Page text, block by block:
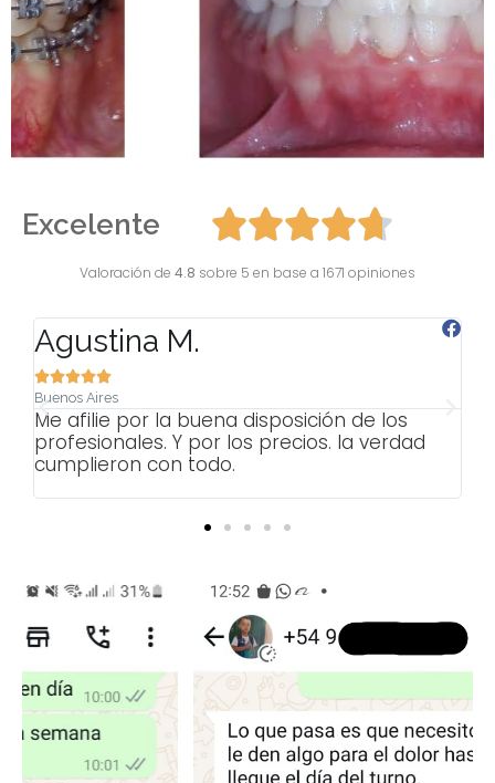
Excelente
Valoración de 4.8 sobre 5 en base a 1671 opiniones
Agustina M.

Buenos Aires
Me afilie por la buena disposición de los
profesionales. Y por los precios. la verdad
cumplieron con todo.